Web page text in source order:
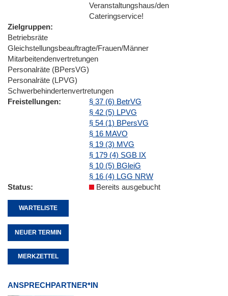
Veranstaltungshaus/den
Cateringservice!
Zielgruppen
Betriebsräte
Gleichstellungsbeauftragte/Frauen/Männer
Mitarbeitendenvertretungen
Personalräte (BPersVG)
Personalräte (LPVG)
Schwerbehindertenvertretungen
Freistellungen
§ 37 (6) BetrVG
§ 42 (5) LPVG
§ 54 (1) BPersVG
§ 16 MAVO
§ 19 (3) MVG
§ 179 (4) SGB IX
§ 10 (5) BGleiG
§ 16 (4) LGG NRW
Status
Bereits ausgebucht
WARTELISTE
NEUER TERMIN
MERKZETTEL
ANSPRECHPARTNER*IN